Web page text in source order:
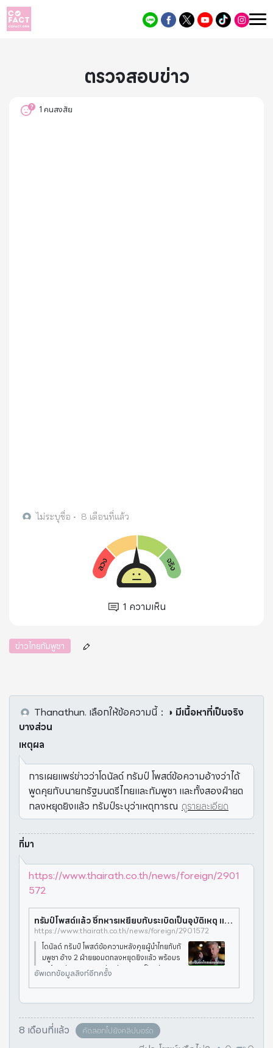
ตรวจสอบข่าว
1คนสงสัย
ไม่ระบุชื่อ • 8 เดือนที่แล้ว
1 ความเห็น
ข่าวไทยกัมพูชา
Thanathun. เลือกให้ข้อความนี้： ◑ มีเนื้อหาที่เป็นจริง
บางส่วน
เหตุผล
การเผยแพร่ข่าวว่าโดนัลด์ ทรัมป์ โพสต์ข้อความอ้างว่าได้
พูดคุยกับนายกรัฐมนตรีไทยและกัมพูชา และทั้งสองฝ่ายต
กลงหยุดยิงแล้ว ทรัมป์ระบุว่าเหตุการณ ดูรายละเอียด
ที่มา
https://www.thairath.co.th/news/foreign/2901
572
ทรัมป์โพสต์แล้ว ชี้ทหารเหยียบกับระเบิดเป็นอุบัติเหตุ แต่ไทยตอบโต้แรง
https://www.thairath.co.th/news/foreign/2901572
โดนัลด์ ทรัมป์ โพสต์ข้อความหลังคุยผู้นำไทยกับกั
มพูชา อ้าง 2 ฝ่ายยอมตกลงหยุดยิงแล้ว พร้อมร
ะบุด้วยว่าเหตุทหารเหยียบกับระเบิดเป็นอุบัติเหตุ
แต่ไทยกลับตอบโต้อย่างรุนแรงเมื่อวันศุกร์ที่ 12
ธ.ค. 2568 โดนัลด
อัพเดทข้อมูลลิงก์อีกครั้ง
8 เดือนที่แล้ว คัดลอกไปยังคลิปบอร์ด